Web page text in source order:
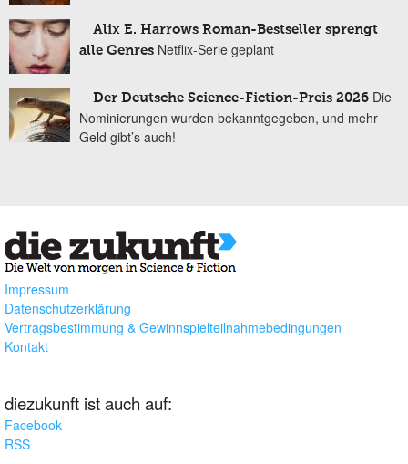
Alix E. Harrows Roman-Bestseller sprengt
alle Genres Netflix-Serie geplant
Der Deutsche Science-Fiction-Preis 2026 Die
Nominierungen wurden bekanntgegeben, und mehr
Geld gibt’s auch!
Impressum
Datenschutzerklärung
Vertragsbestimmung & Gewinnspielteilnahmebedingungen
Kontakt
diezukunft ist auch auf:
Facebook
RSS